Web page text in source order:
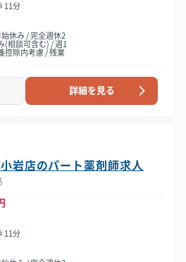
11分
休み / 完全週休2
(相談可含む) / 週1
控除内考慮 / 残業
詳細を見る
岩店のパート薬剤師求人
11分